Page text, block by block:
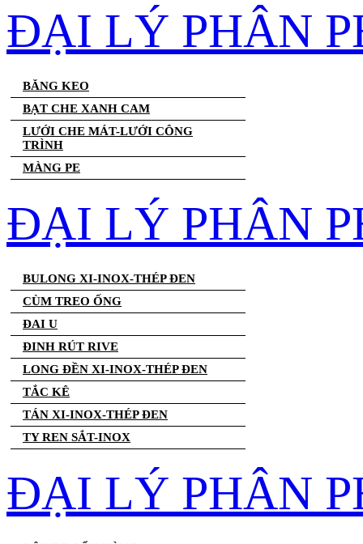
ĐẠI LÝ PHÂN
BĂNG KEO
BẠT CHE XANH CAM
LƯỚI CHE MÁT-LƯỚI CÔNG
TRÌNH
MÀNG PE
ĐẠI LÝ PHÂN
BULONG XI-INOX-THÉP ĐEN
CÙM TREO ỐNG
ĐAI U
ĐINH RÚT RIVE
LONG ĐỀN XI-INOX-THÉP ĐEN
TẮC KÊ
TÁN XI-INOX-THÉP ĐEN
TY REN SẮT-INOX
ĐẠI LÝ PHÂN